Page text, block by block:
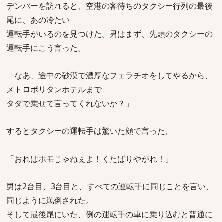
デンバーを訪れると、空港の客待ちのタクシー行列の最後
尾に、あの冷たい
運転手がいるのを見つけた。男はまず、先頭のタクシーの
運転手にこう言った。
「なあ、途中の砂漠で濃厚なフェラチオをしてやるから、
メトロポリタンホテルまで
タダで乗せて言ってくれないか？」
するとタクシーの運転手は驚いた顔で言った。
「おれはホモじゃねぇよ！くたばりやがれ！」
男は2台目、3台目と、すべての運転手に同じことを言い、
同じように罵倒された。
そして最後尾にいた、例の運転手の車に乗り込むと普通に